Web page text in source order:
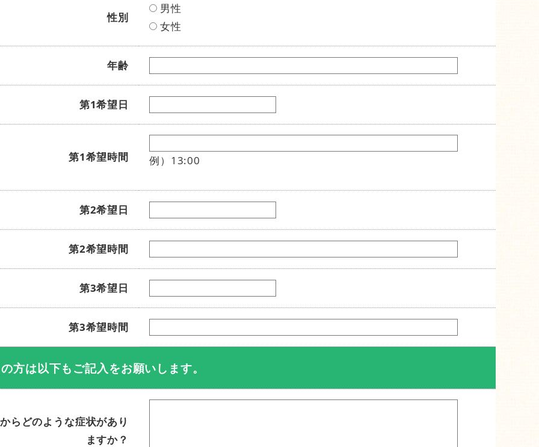
性別
男性
女性
年齢
第1希望日
第1希望時間 例）13:00
第2希望日
第2希望時間
第3希望日
第3希望時間
方は以下もご記入をお願いします。
らどのような症状があり
ますか？